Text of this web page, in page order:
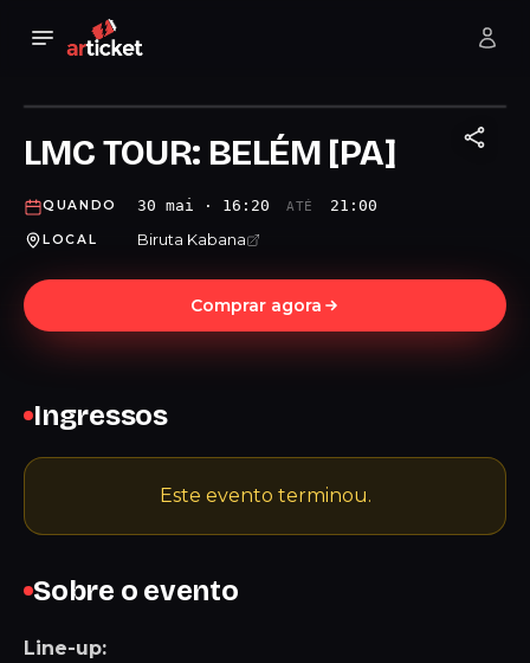
LMC TOUR: BELÉM [PA]
QUANDO 30 mai · 16:20 ATÉ 21:00
LOCAL Biruta Kabana
Comprar agora
Sobre o evento
Line-up:
Ingressos
Este evento terminou.